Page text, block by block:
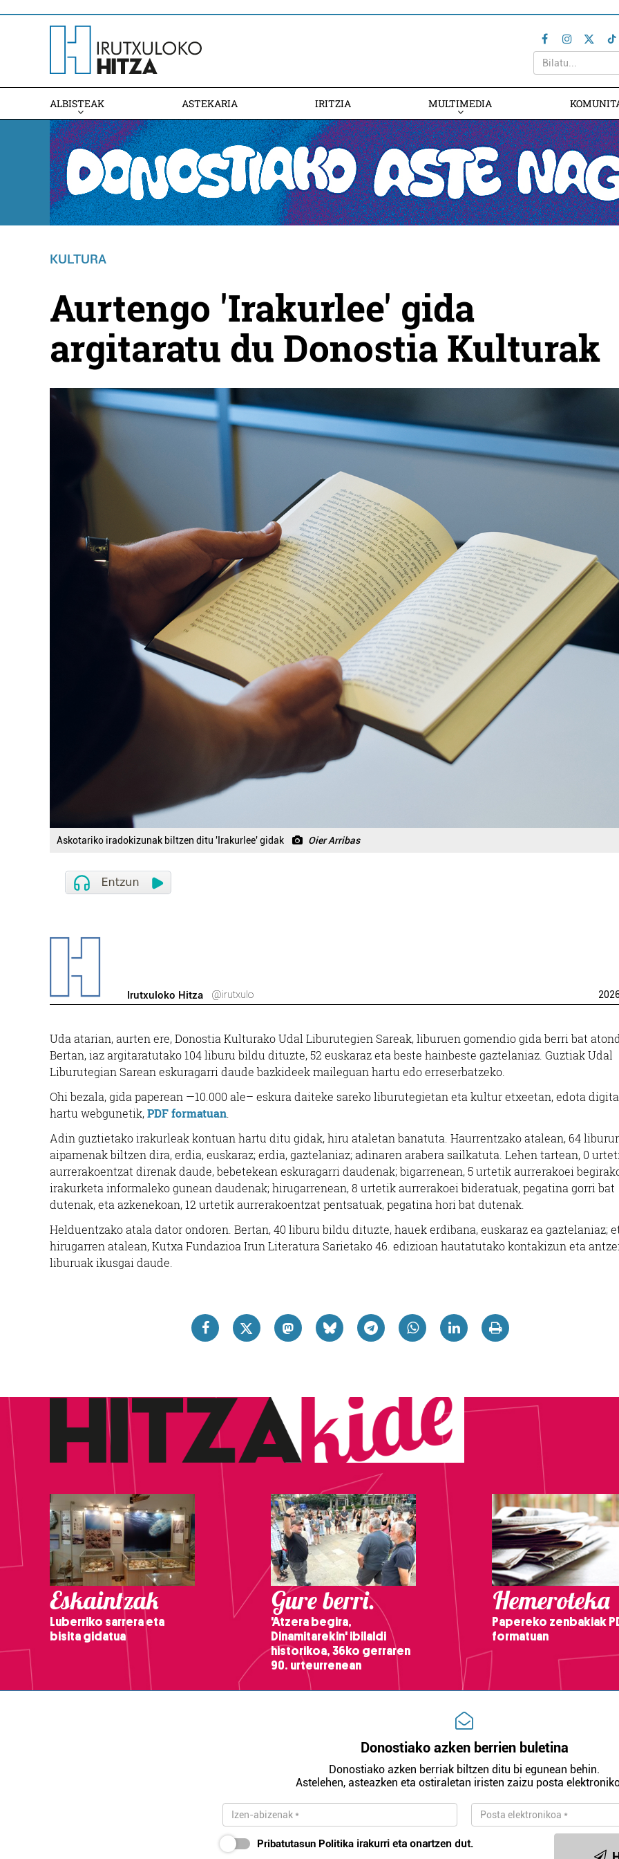
ALBISTEAK ASTEKARIA IRITZIA MULTIMEDIA
KULTURA
Aurtengo 'Irakurlee' gida
argitaratu du Donostia Kulturak
Askotariko iradokizunak biltzen ditu 'Irakurlee' gidak Oier Arribas
Irutxuloko Hitza @irutxulo
Uda atarian, aurten ere, Donostia Kulturako Udal Liburutegien Sareak, liburuen gomendio gida berri bat
Bertan, iaz argitaratutako 104 liburu bildu dituzte, 52 euskaraz eta beste hainbeste gaztelaniaz. Guztiak Udal
Liburutegian Sarean eskuragarri daude bazkideek maileguan hartu edo erreserbatzeko.
Ohi bezala, gida paperean —10.000 ale– eskura daiteke sareko liburutegietan eta kultur etxeetan, edota
hartu webgunetik,PDF formatuan
Adin guztietako irakurleak kontuan hartu ditu gidak, hiru ataletan banatuta. Haurrentzako atalean, 64
aipamenak biltzen dira, erdia, euskaraz; erdia, gaztelaniaz; adinaren arabera sailkatuta. Lehen tartean, 0
aurrerakoentzat direnak daude, bebetekean eskuragarri daudenak; bigarrenean, 5 urtetik aurrerakoei
irakurketa informaleko gunean daudenak; hirugarrenean, 8 urtetik aurrerakoei bideratuak, pegatina gorri bat
dutenak, eta azkenekoan, 12 urtetik aurrerakoentzat pentsatuak, pegatina hori bat dutenak.
Helduentzako atala dator ondoren. Bertan, 40 liburu bildu dituzte, hauek erdibana, euskaraz ea gaztelaniaz;
hirugarren atalean, Kutxa Fundazioa Irun Literatura Sarietako 46. edizioan hautatutako kontakizun eta
liburuak ikusgai daude.
Eskaintzak
Luberriko sarrera eta
bisita gidatua
Gure berri.
'Atzera begira,
Dinamitarekin' ibilaldi
historikoa, 36ko gerraren
90. urteurrenean
Hemeroteka
Papereko zenbakiak
formatuan
Donostiako azken berrien buletina
Donostiako azken berriak biltzen ditu bi egunean behin.
Astelehen, asteazken eta ostiraletan iristen zaizu posta
Pribatutasun Politika irakurri eta onartzen dut.